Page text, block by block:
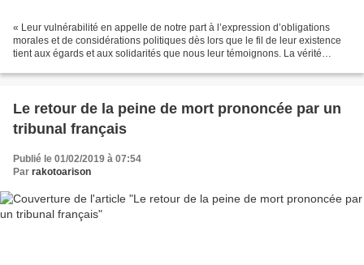
« Leur vulnérabilité en appelle de notre part à l’expression d’obligations
morales et de considérations politiques dès lors que le fil de leur existence
tient aux égards et aux solidarités que nous leur témoignons. La vérité
Le retour de la peine de mort prononcée par un
tribunal français
Publié le 01/02/2019 à 07:54
Par rakotoarison